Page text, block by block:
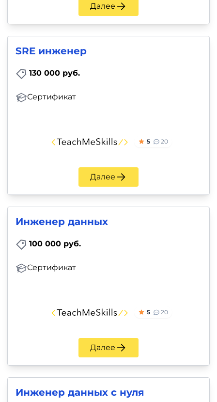
Далее
SRE инженер
130 000 руб.
Сертификат
5 20
Далее
Инженер данных
100 000 руб.
Сертификат
5 20
Далее
Инженер данных с нуля